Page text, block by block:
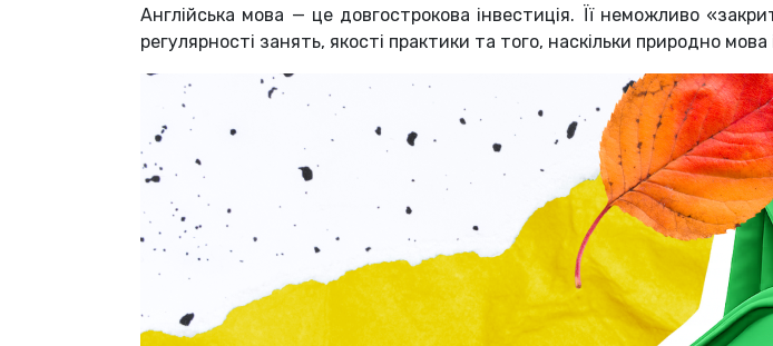
Англійська мова — це довгострокова інвестиція. Її неможливо
регулярності занять, якості практики та того, наскільки природно